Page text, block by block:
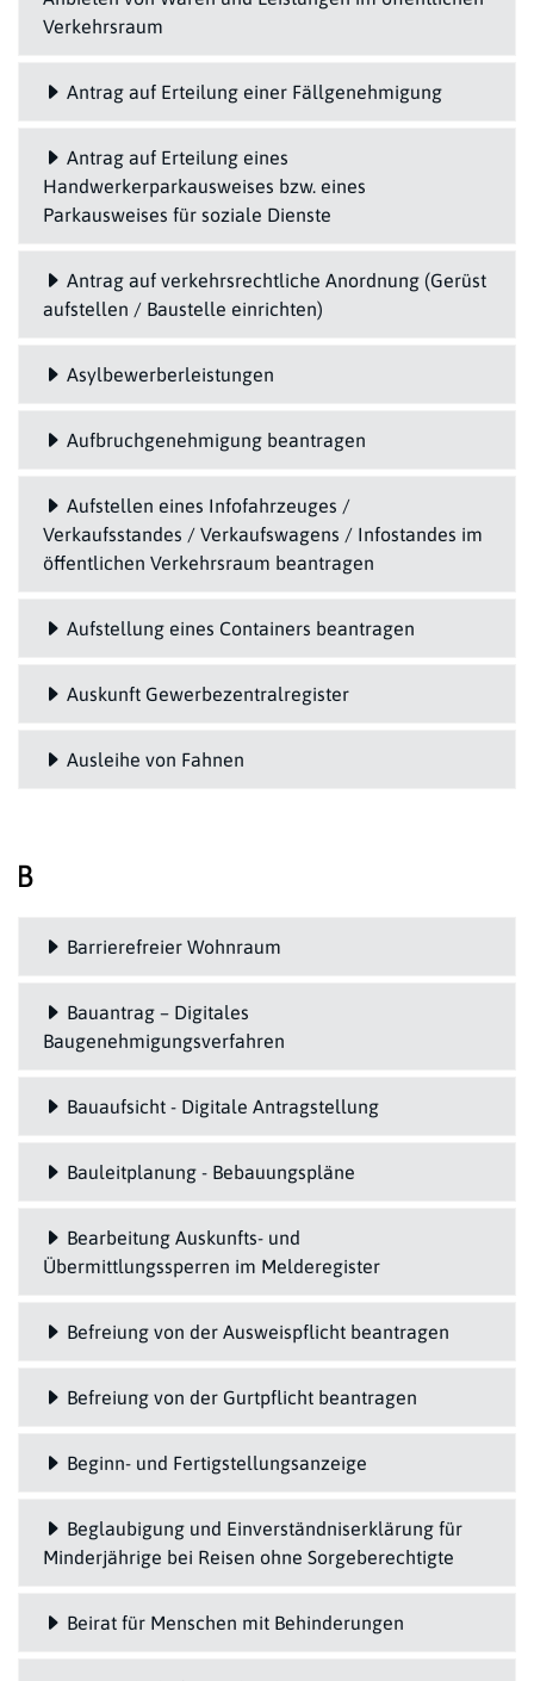
Verkehrsraum
Antrag auf Erteilung einer Fällgenehmigung
Antrag auf Erteilung eines
Handwerkerparkausweises bzw. eines
Parkausweises für soziale Dienste
Antrag auf verkehrsrechtliche Anordnung (Gerüst
aufstellen / Baustelle einrichten)
Asylbewerberleistungen
Aufbruchgenehmigung beantragen
Aufstellen eines Infofahrzeuges /
Verkaufsstandes / Verkaufswagens / Infostandes im
öffentlichen Verkehrsraum beantragen
Aufstellung eines Containers beantragen
Auskunft Gewerbezentralregister
Ausleihe von Fahnen
B
Barrierefreier Wohnraum
Bauantrag – Digitales
Baugenehmigungsverfahren
Bauaufsicht - Digitale Antragstellung
Bauleitplanung - Bebauungspläne
Bearbeitung Auskunfts- und
Übermittlungssperren im Melderegister
Befreiung von der Ausweispflicht beantragen
Befreiung von der Gurtpflicht beantragen
Beginn- und Fertigstellungsanzeige
Beglaubigung und Einverständniserklärung für
Minderjährige bei Reisen ohne Sorgeberechtigte
Beirat für Menschen mit Behinderungen